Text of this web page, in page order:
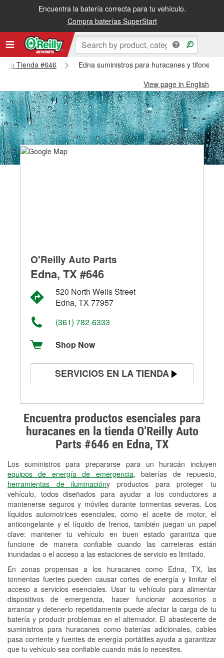
Encuentra la batería correcta para tu vehículo.
Compra baterías SuperStart
Tienda #646
Edna suministros para huracanes y tifones -
View page in English
Encuentra productos esenciales para
huracanes en la tienda O’Reilly Auto
Parts #646 en Edna, TX
Los suministros para prepararse para un huracán incluyen
equipos de energía de emergencia, baterías de repuesto,
herramientas de iluminacióny productos para proteger tu
vehículo, todos diseñados para ayudar a los conductores a
mantenerse seguros y móviles durante tormentas severas. Los
líquidos automotrices esenciales, como el aceite de motor, el
anticongelante y el líquido de frenos, también juegan un papel
clave: mantener tu vehículo en buen estado garantiza que
funcione de manera confiable cuando las carreteras están
inundadas o el acceso a las estaciones de servicio es limitado.
En zonas propensas a los huracanes como Edna, TX, las
tormentas fuertes pueden causar cortes de energía y limitar el
acceso a servicios esenciales. Usar tu vehículo para alimentar
dispositivos de emergencia, hacer funcionar accesorios o
arrancar y detenerlo repetidamente puede afectar la carga de tu
batería y producir problemas en el alternador. El abastecerte de
suministros para huracanes como baterías adicionales, cables
pasa corriente y fuentes de energía portátiles ayuda a garantizar
que tu vehículo sea confiable cuando más lo necesites.
O'Reilly Auto Parts
Edna, TX #646
520 North Wells Street
Edna, TX 77957
(361) 782-6333
Shop Now
SERVICIOS EN LA TIENDA
Prueba de alternadores y
arrancadores
Revisión de la luz "Check Engine"
Reciclaje de baterías y aceite
Instalación de bombillas de faros
Instalación de limpiaparabrisas
Programa de Préstamo de
Herramientas
Rectificación de tambores y discos de
freno
Hurricane Supplies
Tornado Supplies
Conoce más